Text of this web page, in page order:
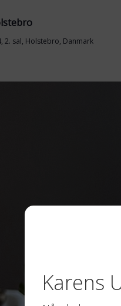
2. sal, Holstebro, Danmark